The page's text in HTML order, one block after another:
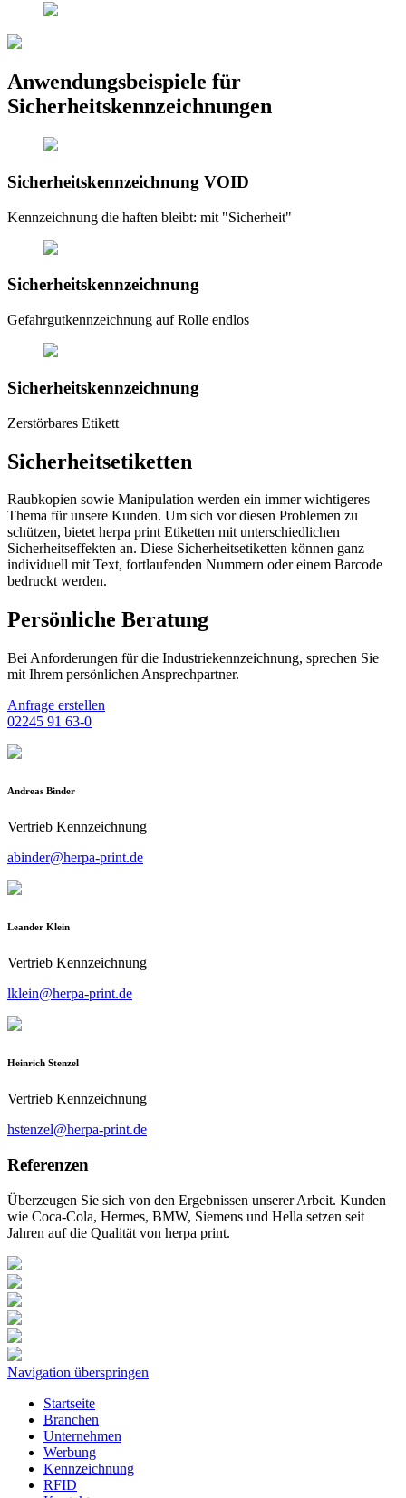
Anwendungsbeispiele für
Sicherheitskennzeichnungen
Sicherheitskennzeichnung VOID
Kennzeichnung die haften bleibt: mit "Sicherheit"
Sicherheitskennzeichnung
Gefahrgutkennzeichnung auf Rolle endlos
Sicherheitskennzeichnung
Zerstörbares Etikett
Sicherheitsetiketten
Raubkopien sowie Manipulation werden ein immer wichtigeres
Thema für unsere Kunden. Um sich vor diesen Problemen zu
schützen, bietet herpa print Etiketten mit unterschiedlichen
Sicherheitseffekten an. Diese Sicherheitsetiketten können ganz
individuell mit Text, fortlaufenden Nummern oder einem Barcode
bedruckt werden.
Persönliche Beratung
Bei Anforderungen für die Industriekennzeichnung, sprechen Sie
mit Ihrem persönlichen Ansprechpartner.
Anfrage erstellen
02245 91 63-0
Andreas Binder
Vertrieb Kennzeichnung
abinder@herpa-print.de
Leander Klein
Vertrieb Kennzeichnung
lklein@herpa-print.de
Heinrich Stenzel
Vertrieb Kennzeichnung
hstenzel@herpa-print.de
Referenzen
Überzeugen Sie sich von den Ergebnissen unserer Arbeit. Kunden
wie Coca-Cola, Hermes, BMW, Siemens und Hella setzen seit
Jahren auf die Qualität von herpa print.
Navigation überspringen
Startseite
Branchen
Unternehmen
Werbung
Kennzeichnung
RFID